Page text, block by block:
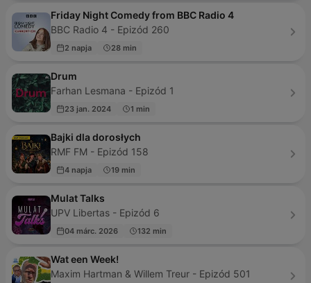
Friday Night Comedy from BBC Radio 4
BBC Radio 4 - Epizód 260
2 napja 28 min
Drum
Farhan Lesmana - Epizód 1
23 jan. 2024 1 min
Bajki dla dorosłych
RMF FM - Epizód 158
4 napja 19 min
Mulat Talks
UPV Libertas - Epizód 6
04 márc. 2026 132 min
Wat een Week!
Maxim Hartman & Willem Treur - Epizód 501